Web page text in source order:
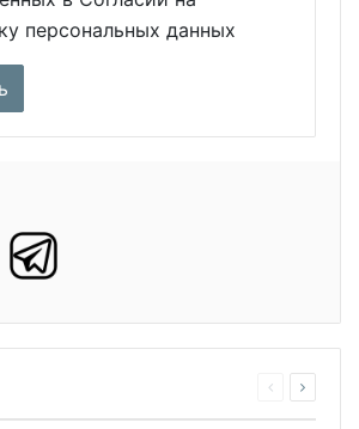
персональных данных